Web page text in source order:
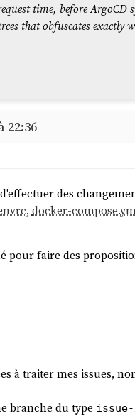
time, before ArgoCD
that obfuscates exactly
2.
22:36
des
, docker-
pour faire des
à traiter mes issues,
branche du type